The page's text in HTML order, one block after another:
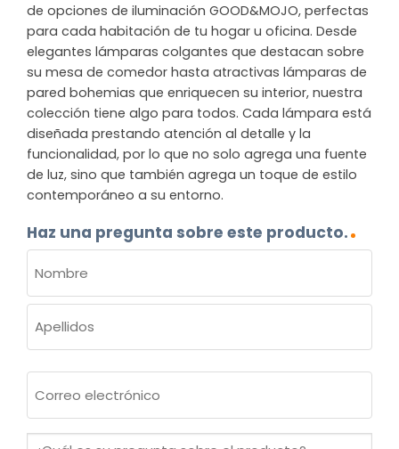
de opciones de iluminación GOOD&MOJO, perfectas
para cada habitación de tu hogar u oficina. Desde
elegantes lámparas colgantes que destacan sobre
su mesa de comedor hasta atractivas lámparas de
pared bohemias que enriquecen su interior, nuestra
colección tiene algo para todos. Cada lámpara está
diseñada prestando atención al detalle y la
funcionalidad, por lo que no solo agrega una fuente
de luz, sino que también agrega un toque de estilo
contemporáneo a su entorno.
Haz una pregunta sobre este producto.
(OBLIGATORIO)
Nombre
electrónico
¿Cuál